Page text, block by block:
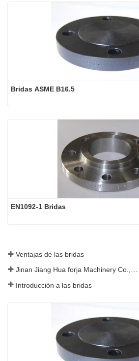
Bridas ASME B16.5
EN1092-1 Bridas
Ventajas de las bridas
Jinan Jiang Hua forja Machinery Co., Ltd
Introducción a las bridas